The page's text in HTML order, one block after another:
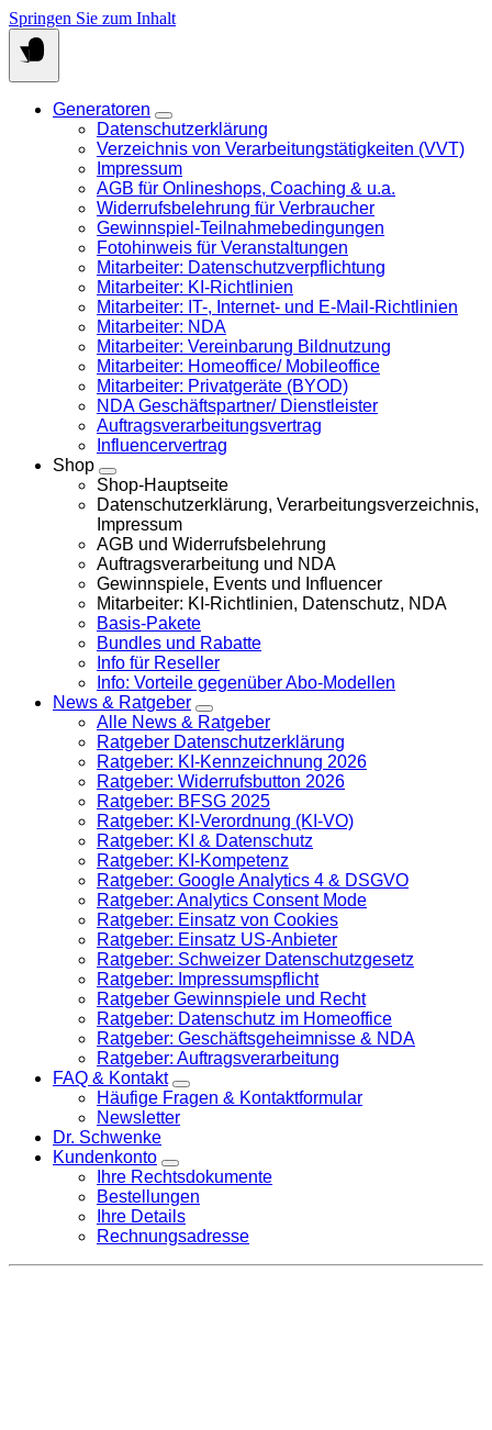
Springen Sie zum Inhalt
Generatoren
Datenschutzerklärung
Verzeichnis von Verarbeitungstätigkeiten (VVT)
Impressum
AGB für Onlineshops, Coaching & u.a.
Widerrufsbelehrung für Verbraucher
Gewinnspiel-Teilnahmebedingungen
Fotohinweis für Veranstaltungen
Mitarbeiter: Datenschutzverpflichtung
Mitarbeiter: KI-Richtlinien
Mitarbeiter: IT-, Internet- und E-Mail-Richtlinien
Mitarbeiter: NDA
Mitarbeiter: Vereinbarung Bildnutzung
Mitarbeiter: Homeoffice/ Mobileoffice
Mitarbeiter: Privatgeräte (BYOD)
NDA Geschäftspartner/ Dienstleister
Auftragsverarbeitungsvertrag
Influencervertrag
Shop
Shop-Hauptseite
Datenschutzerklärung, Verarbeitungsverzeichnis,
Impressum
AGB und Widerrufsbelehrung
Auftragsverarbeitung und NDA
Gewinnspiele, Events und Influencer
Mitarbeiter: KI-Richtlinien, Datenschutz, NDA
Basis-Pakete
Bundles und Rabatte
Info für Reseller
Info: Vorteile gegenüber Abo-Modellen
News & Ratgeber
Alle News & Ratgeber
Ratgeber Datenschutzerklärung
Ratgeber: KI-Kennzeichnung 2026
Ratgeber: Widerrufsbutton 2026
Ratgeber: BFSG 2025
Ratgeber: KI-Verordnung (KI-VO)
Ratgeber: KI & Datenschutz
Ratgeber: KI-Kompetenz
Ratgeber: Google Analytics 4 & DSGVO
Ratgeber: Analytics Consent Mode
Ratgeber: Einsatz von Cookies
Ratgeber: Einsatz US-Anbieter
Ratgeber: Schweizer Datenschutzgesetz
Ratgeber: Impressumspflicht
Ratgeber Gewinnspiele und Recht
Ratgeber: Datenschutz im Homeoffice
Ratgeber: Geschäftsgeheimnisse & NDA
Ratgeber: Auftragsverarbeitung
FAQ & Kontakt
Häufige Fragen & Kontaktformular
Newsletter
Dr. Schwenke
Kundenkonto
Ihre Rechtsdokumente
Bestellungen
Ihre Details
Rechnungsadresse